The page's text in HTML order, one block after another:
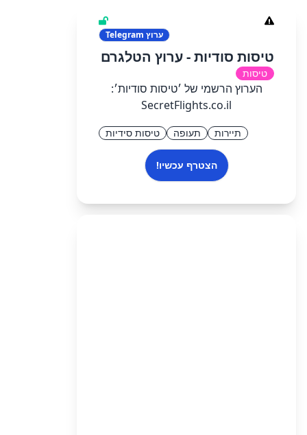
ערוץ
טיסות סודיות - ערוץ הטלגרם
טיסות
הערוץ הרשמי של ׳טיסות סודיות׳:
SecretFlights.co.il
תיירות תעופה טיסות סידיות
הצטרף עכשיו!